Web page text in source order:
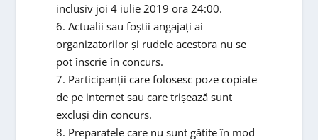
inclusiv joi 4 iulie 2019 ora 24:00.
6. Actualii sau foștii angajați ai
organizatorilor și rudele acestora nu se
pot înscrie în concurs.
7. Participanții care folosesc poze copiate
de pe internet sau care trișează sunt
excluși din concurs.
8. Preparatele care nu sunt gătite în mod